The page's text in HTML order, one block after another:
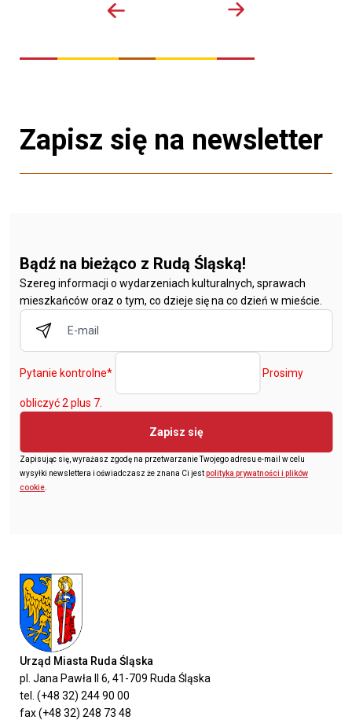
Zapisz się na newsletter
Bądź na bieżąco z Rudą Śląską!
Szereg informacji o wydarzeniach kulturalnych, sprawach
mieszkańców oraz o tym, co dzieje się na co dzień w mieście.
Pytanie kontrolne* Prosimy
obliczyć 2 plus 7.
Zapisz się
Zapisując się, wyrażasz zgodę na przetwarzanie Twojego adresu e-mail w celu
wysyłki newslettera i oświadczasz że znana Ci jestpolityka prywatności i plików
cookie
Urząd Miasta Ruda Śląska
pl. Jana Pawła II 6, 41-709 Ruda Śląska
tel. (+48 32) 244 90 00
fax (+48 32) 248 73 48